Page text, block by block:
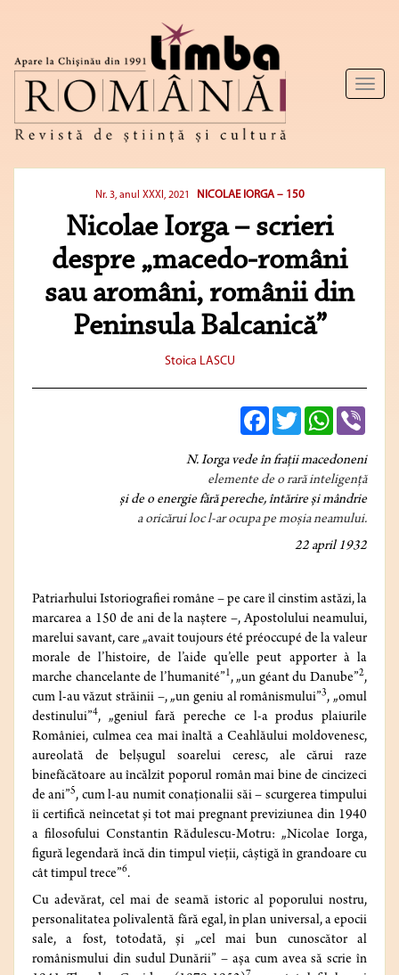
Toggle
Nr. 3, anul XXXI, 2021 NICOLAE IORGA – 150
Nicolae Iorga – scrieri
despre „macedo-români
sau aromâni, românii din
Peninsula Balcanică”
Stoica LASCU
FacebookTwitterWhatsApp
N. Iorga vede în fraţii macedoneni
elemente de o rară inteligenţă
şi de o energie fără pereche, întărire şi mândrie
a oricărui loc l-ar ocupa pe moşia neamului.
22 april 1932
Patriarhului Istoriografiei române – pe care îl cinstim astăzi, la
marcarea a 150 de ani de la naştere –, Apostolului neamului,
marelui savant, care „avait toujours été préoccupé de la valeur
morale de l’histoire, de l’aide qu’elle peut apporter à la
marche chancelante de l’humanité”1, „un géant du Danube”2,
cum l-au văzut străinii –, „un geniu al românismului”3, „omul
destinului”4, „geniul fară pereche ce l-a produs plaiurile
României, culmea cea mai înaltă a Ceahlăului moldovenesc,
aureolată de belşugul soarelui ceresc, ale cărui raze
binefăcătoare au încălzit poporul român mai bine de cincizeci
de ani”5, cum l-au numit conaţionalii săi – scurgerea timpului
îi certifică neîncetat şi tot mai pregnant previziunea din 1940
a filosofului Constantin Rădulescu-Motru: „Nicolae Iorga,
figură legendară încă din timpul vieţii, câştigă în grandoare cu
cât timpul trece”6.
Cu adevărat, cel mai de seamă istoric al poporului nostru,
personalitatea polivalentă fără egal, în plan universal, a epocii
sale, a fost, totodată, şi „cel mai bun cunoscător al
românismului din sudul Dunării” – aşa cum avea să scrie în